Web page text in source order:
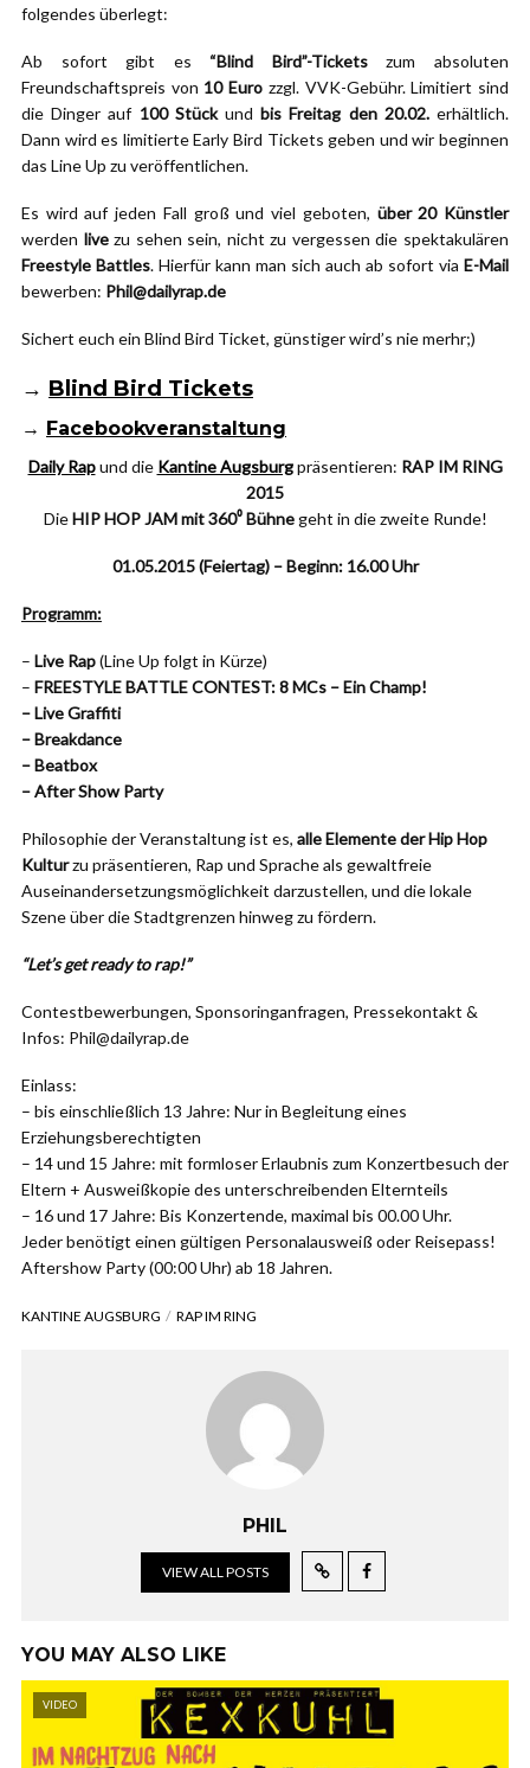
folgendes überlegt:
Ab sofort gibt es “Blind Bird”-Ticketszum absoluten
Freundschaftspreis von 10 Euro zzgl. VVK-Gebühr. Limitiert sind
die Dinger auf 100 Stückundbis Freitag den 20.02.erhältlich.
Dann wird es limitierte Early Bird Tickets geben und wir beginnen
das Line Up zu veröffentlichen.
Es wird auf jeden Fall groß und viel geboten, über 20 Künstler
werden livezu sehen sein, nicht zu vergessen die spektakulären
Freestyle Battles. Hierfür kann man sich auch ab sofort via E-Mail
bewerben: Phil@dailyrap.de
Sichert euch ein Blind Bird Ticket, günstiger wird’s nie merhr;)
→ Blind Bird Tickets
→ Facebookveranstaltung
Daily Rapund die Kantine Augsburgpräsentieren: RAP IM RING
2015
DieHIP HOP JAM mit 360⁰ Bühnegeht in die zweite Runde!
01.05.2015 (Feiertag) – Beginn: 16.00 Uhr
Programm:
– Live Rap(Line Up folgt in Kürze)
– FREESTYLE BATTLE CONTEST: 8 MCs – Ein Champ!
– Live Graffiti
– Breakdance
– Beatbox
– After Show Party
Philosophie der Veranstaltung ist es, alle Elemente der Hip Hop
Kulturzu präsentieren, Rap und Sprache als gewaltfreie
Auseinandersetzungsmöglichkeit darzustellen, und die lokale
Szene über die Stadtgrenzen hinweg zu fördern.
“Let’s get ready to rap!”
Contestbewerbungen, Sponsoringanfragen, Pressekontakt &
Infos: Phil@dailyrap.de
Einlass:
– bis einschließlich 13 Jahre: Nur in Begleitung eines
Erziehungsberechtigten
– 14 und 15 Jahre: mit formloser Erlaubnis zum Konzertbesuch der
Eltern + Ausweißkopie des unterschreibenden Elternteils
– 16 und 17 Jahre: Bis Konzertende, maximal bis 00.00 Uhr.
Jeder benötigt einen gültigen Personalausweiß oder Reisepass!
Aftershow Party (00:00 Uhr) ab 18 Jahren.
KANTINE AUGSBURG RAP IM RING
PHIL
VIEW ALL POSTS
YOU MAY ALSO LIKE
VIDEO